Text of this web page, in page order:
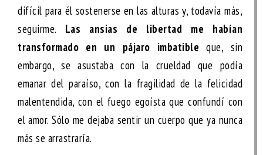
difícil para él sostenerse en las alturas y, todavía más,
seguirme. Las ansias de libertad me habían
transformado en un pájaro imbatible que, sin
embargo, se asustaba con la crueldad que podía
emanar del paraíso, con la fragilidad de la felicidad
malentendida, con el fuego egoísta que confundí con
el amor. Sólo me dejaba sentir un cuerpo que ya nunca
más se arrastraría.